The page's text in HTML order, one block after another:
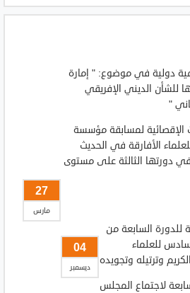
دولية في موضوع: " إمارة
للشأن الديني الإفريقي
"
الإقصائية لمسابقة مؤسسة
الأفارقة في الحديث
دورتها الثالثة على مستوى
27
مارس
للدورة السابعة من
للعلماء
وترتيله وتجويده
04
ديسمبر
لاجتماع المجلس